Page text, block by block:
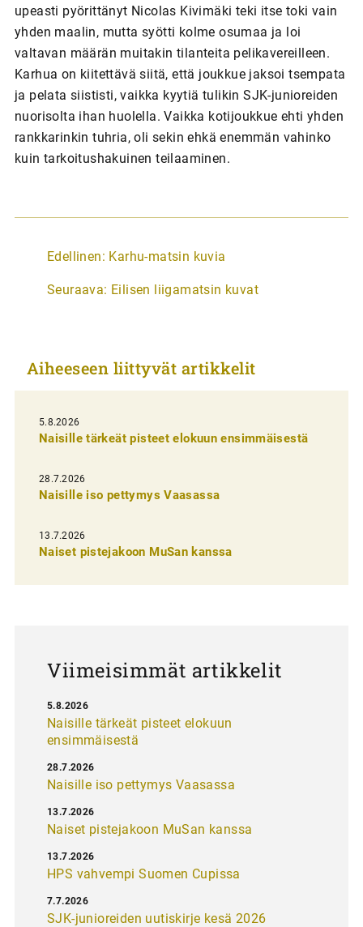
upeasti pyörittänyt Nicolas Kivimäki teki itse toki vain
yhden maalin, mutta syötti kolme osumaa ja loi
valtavan määrän muitakin tilanteita pelikavereilleen.
Karhua on kiitettävä siitä, että joukkue jaksoi tsempata
ja pelata siististi, vaikka kyytiä tulikin SJK-junioreiden
nuorisolta ihan huolella. Vaikka kotijoukkue ehti yhden
rankkarinkin tuhria, oli sekin ehkä enemmän vahinko
kuin tarkoitushakuinen teilaaminen.
A
t
k
e
l
i
e
n
e
Edellinen: Karhu-matsin kuvia
Seuraava: Eilisen liigamatsin kuvat
Aiheeseen liittyvät artikkelit
5.8.2026
Naisille tärkeät pisteet elokuun ensimmäisestä
28.7.2026
Naisille iso pettymys Vaasassa
13.7.2026
Naiset pistejakoon MuSan kanssa
Viimeisimmät artikkelit
Naisille tärkeät pisteet elokuun
ensimmäisestä
5.8.2026
Naisille iso pettymys Vaasassa
28.7.2026
Naiset pistejakoon MuSan kanssa
13.7.2026
HPS vahvempi Suomen Cupissa
13.7.2026
SJK-junioreiden uutiskirje kesä 2026
7.7.2026